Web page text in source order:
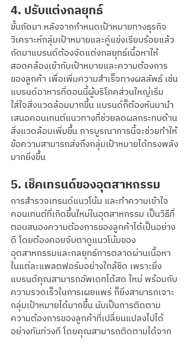
4. ปรับแต่งกลยุทธ์
ขั้นถัดมา หลังจากกำหนดเป้าหมายทางธุรกิจ
วิเคราะห์กลุ่มเป้าหมายและคู่แข่งเรียบร้อยแล้ว
ถัดมาแบรนด์ต้องจัดแต่งกลยุทธ์เนื้อหาให้
สอดคล้องเข้ากับเป้าหมายและความต้องการ
ของลูกค้า เพื่อเพิ่มความสำเร็จทางผลลัพธ์ เช่น
แบรนด์อาหารที่ตอนนี้ผู้บริโภคส่วนใหญ่เริ่ม
ใส่ใจสิ่งแวดล้อมมากขึ้น แบรนด์ก็ต้องหันมานำ
เสนอคอนเทนต์แนวทางที่ช่วยลดผลกระทบด้าน
สิ่งแวดล้อมเพิ่มขึ้น การบูรณาการนี้จะช่วยทำให้
ข้อความสามารถส่งถึงกลุ่มเป้าหมายได้ทรงพลัง
มากยิ่งขึ้น
5. เช็คเทรนด์ของอุตสาหกรรม
การสำรวจเทรนด์แนวโน้ม และทำความเข้าใจ
คอนเทนต์ที่เกิดขึ้นใหม่ในอุตสาหกรรม เป็นวิธีที่
ตอบสนองความต้องการของลูกค้าได้เป็นอย่าง
ดี โดยต้องคอยจับตาดูแนวโน้มของ
อุตสาหกรรมและกลยุทธ์การตลาดผ่านเนื้อหา
ในแต่ละแพลตฟอร์มอย่างใกล้ชิด เพราะยิ่ง
แบรนด์คุณสามารถอัพเดทได้สด ใหม่ พร้อมกับ
ความรวดเร็วในการเผยแพร่ ก็ยิ่งสามารถเจาะ
กลุ่มเป้าหมายได้มากขึ้น นับเป็นการติดตาม
ความต้องการของลูกค้าที่เปลี่ยนแปลงไปได้
อย่างทันท่วงที โดยคุณสามารถติดตามได้จาก